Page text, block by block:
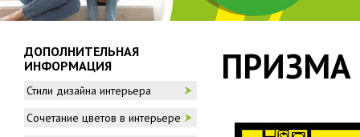
ПРИЗМА
ДОПОЛНИТЕЛЬНАЯ
ИНФОРМАЦИЯ
Стили дизайна интерьера
Сочетание цветов в интерьере